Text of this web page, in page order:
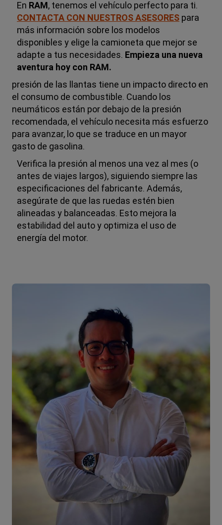
En RAM, tenemos el vehículo perfecto para ti.
CONTACTA CON NUESTROS ASESORES para
más información sobre los modelos
disponibles y elige la camioneta que mejor se
adapte a tus necesidades. Empieza una nueva
aventura hoy con RAM.
presión de las llantas tiene un impacto directo en
el consumo de combustible. Cuando los
neumáticos están por debajo de la presión
recomendada, el vehículo necesita más esfuerzo
para avanzar, lo que se traduce en un mayor
gasto de gasolina.
Verifica la presión al menos una vez al mes (o
antes de viajes largos), siguiendo siempre las
especificaciones del fabricante. Además,
asegúrate de que las ruedas estén bien
alineadas y balanceadas. Esto mejora la
estabilidad del auto y optimiza el uso de
energía del motor.